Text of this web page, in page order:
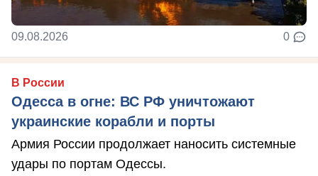
09.08.2026 0
В России
Одесса в огне: ВС РФ уничтожают
украинские корабли и порты
Армия России продолжает наносить системные
удары по портам Одессы.